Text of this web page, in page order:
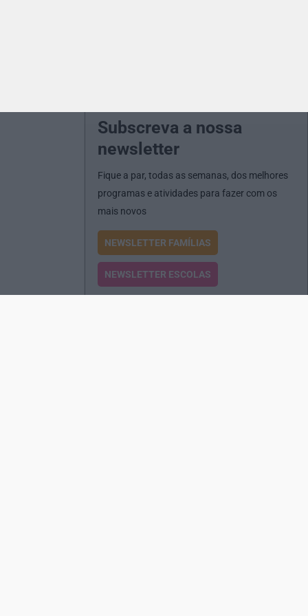
Subscreva a nossa
newsletter
Fique a par, todas as semanas, dos melhores
programas e atividades para fazer com os
mais novos
NEWSLETTER FAMÍLIAS
NEWSLETTER ESCOLAS